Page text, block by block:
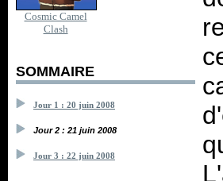
Cosmic Camel
Clash
SOMMAIRE
Jour 1 : 20 juin 2008
Jour 2 : 21 juin 2008
Jour 3 : 22 juin 2008